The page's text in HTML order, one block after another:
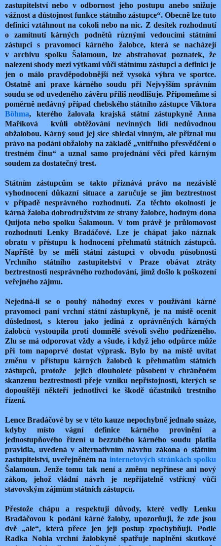
zastupitelství nebo v odbornost jeho postupu anebo snižuje
vážnost a důstojnost funkce státního zástupce“. Obecně lze tuto
definici vztáhnout na cokoli nebo na nic. Z desítek rozhodnutí
o zamítnutí kárných podnětů různými vedoucími státními
zástupci s pravomocí kárného žalobce, která se nacházejí
v archivu spolku Šalamoun, lze abstrahovat poznatek, že
nalezení shody mezi výtkami vůči státnímu zástupci a definicí je
jen o málo pravděpodobnější než vysoká výhra ve sportce.
Ostatně ani praxe kárného soudu při Nejvyšším správním
soudu se od uvedeného závěru příliš neodlišuje. Připomeňme si
poměrně nedávný případ chebského státního zástupce Viktora
Böhma, kterého žalovala krajská státní zástupkyně Anna
Maříková
kvůli obtěžování nevinných lidí nedůvodnou
obžalobou. Kárný soud jej sice shledal vinným, ale přiznal mu
právo na podání obžaloby na základě „vnitřního přesvědčení o
trestném činu“ a uznal samo projednání věci před kárným
soudem za dostatečný trest.
Státním zástupcům se takto přiznává právo na nezávislé
vyhodnocení důkazní situace a zaručuje se jim beztrestnost
v případě nesprávného rozhodnutí. Za těchto okolností je
kárná žaloba dobrodružstvím ze strany žalobce, hodným dona
Quijota nebo spolku Šalamoun. V tom právě je průlomovost
rozhodnutí Lenky Bradáčové. Lze je chápat jako náznak
obratu v přístupu k hodnocení přehmatů státních zástupců.
Napříště by se měli státní zástupci v obvodu působnosti
Vrchního státního zastupitelství v Praze obávat ztráty
beztrestnosti nesprávného rozhodování, jímž došlo k poškození
veřejného zájmu.
Nejedná-li se o pouhý náhodný exces v používání kárné
pravomoci paní vrchní státní zástupkyně, je na místě ocenit
důslednost, s kterou jako jediná z oprávněných kárných
žalobců vystoupila proti domnělé svévoli svého podřízeného.
Zlu se má odporovat vždy a všude, i když jeho odpůrce může
při tom napoprvé dostat výprask. Bylo by na místě uvítat
změnu v přístupu kárných žalobců k přehmatům státních
zástupců, protože jejich dlouholeté působení v chráněném
skanzenu beztrestnosti přeje vzniku nepřístojností, kterých se
dopouštějí někteří jednotlivci ke škodě účastníků trestního
řízení.
Lence Bradáčové by se v této kauze nepochybně jednalo snáze,
kdyby místo vágní definice kárného provinění a
jednostupňového řízení u bezzubého kárného soudu platila
pravidla, uvedená v alternativním návrhu zákona o státním
zastupitelství, uveřejněném na internetových stránkách spolku
Šalamoun. Jenže tomu tak není a změnu nepřinese ani nový
zákon, jehož vládní návrh je nepřijatelně vstřícný vůči
stavovským zájmům státních zástupců.
Přestože chápu a respektuji důvody, které vedly Lenku
Bradáčovou k podání kárné žaloby, upozorňuji, že zde jsou
dvě „ale“, která přece jen její postup zpochybňují. Podle
Radka Nohla vrchní žalobkyně spatřuje naplnění skutkové